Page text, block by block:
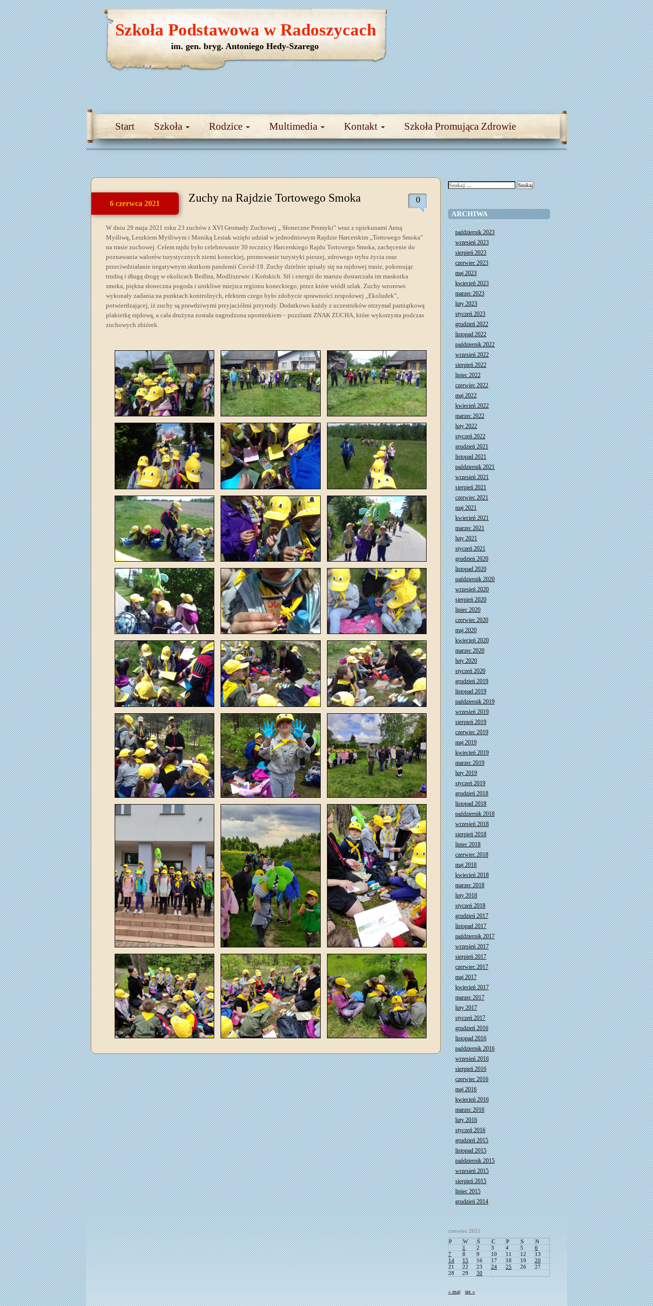
Start Szkoła Rodzice Multimedia Kontakt Szkoła Promująca Zdrowie
Szkoła Podstawowa w Radoszycach
im. gen. bryg. Antoniego Hedy-Szarego
6 czerwca 2021 Zuchy na Rajdzie Tortowego Smoka 0
W dniu 29 maja 2021 roku 23 zuchów z XVI Gromady Zuchowej „ Słoneczne Promyki” wraz z opiekunami Anną
Myśliwą, Leszkiem Myśliwym i Moniką Lesiak wzięło udział w jednodniowym Rajdzie Harcerskim „Tortowego Smoka”
na trasie zuchowej. Celem rajdu było celebrowanie 30 rocznicy Harcerskiego Rajdu Tortowego Smoka, zachęcenie do
poznawania walorów turystycznych ziemi koneckiej, promowanie turystyki pieszej, zdrowego trybu życia oraz
przeciwdziałanie negatywnym skutkom pandemii Covid-19. Zuchy dzielnie spisały się na rajdowej trasie, pokonując
trudną i długą drogę w okolicach Bedlna, Modliszewic i Końskich. Sił i energii do marszu dostarczała im maskotka
smoka, piękna słoneczna pogoda i urokliwe miejsca regionu koneckiego, przez które wiódł szlak. Zuchy wzorowo
wykonały zadania na punktach kontrolnych, efektem czego było zdobycie sprawności zespołowej „Ekoludek”,
potwierdzającej, iż zuchy są prawdziwymi przyjaciółmi przyrody. Dodatkowo każdy z uczestników otrzymał pamiątkową
plakietkę rajdową, a cała drużyna została nagrodzona upominkiem – puzzlami ZNAK ZUCHA, które wykorzysta podczas
zuchowych zbiórek.
Szukaj:
ARCHIWA
październik 2023
wrzesień 2023
sierpień 2023
czerwiec 2023
maj 2023
kwiecień 2023
marzec 2023
luty 2023
styczeń 2023
grudzień 2022
listopad 2022
październik 2022
wrzesień 2022
sierpień 2022
lipiec 2022
czerwiec 2022
maj 2022
kwiecień 2022
marzec 2022
luty 2022
styczeń 2022
grudzień 2021
listopad 2021
październik 2021
wrzesień 2021
sierpień 2021
czerwiec 2021
maj 2021
kwiecień 2021
marzec 2021
luty 2021
styczeń 2021
grudzień 2020
listopad 2020
październik 2020
wrzesień 2020
sierpień 2020
lipiec 2020
czerwiec 2020
maj 2020
kwiecień 2020
marzec 2020
luty 2020
styczeń 2020
grudzień 2019
listopad 2019
październik 2019
wrzesień 2019
sierpień 2019
czerwiec 2019
maj 2019
kwiecień 2019
marzec 2019
luty 2019
styczeń 2019
grudzień 2018
listopad 2018
październik 2018
wrzesień 2018
sierpień 2018
lipiec 2018
czerwiec 2018
maj 2018
kwiecień 2018
marzec 2018
luty 2018
styczeń 2018
grudzień 2017
listopad 2017
październik 2017
wrzesień 2017
sierpień 2017
czerwiec 2017
maj 2017
kwiecień 2017
marzec 2017
luty 2017
styczeń 2017
grudzień 2016
listopad 2016
październik 2016
wrzesień 2016
sierpień 2016
czerwiec 2016
maj 2016
kwiecień 2016
marzec 2016
luty 2016
styczeń 2016
grudzień 2015
listopad 2015
październik 2015
wrzesień 2015
sierpień 2015
lipiec 2015
grudzień 2014
czerwiec 2021
P
W Ś C P S
N
1
2 3 4 5
6
7
8 9 10 11 12
13
14
15 16 17 18 19
20
21
22 23 24 25 26
27
28
29 30
« maj sie »